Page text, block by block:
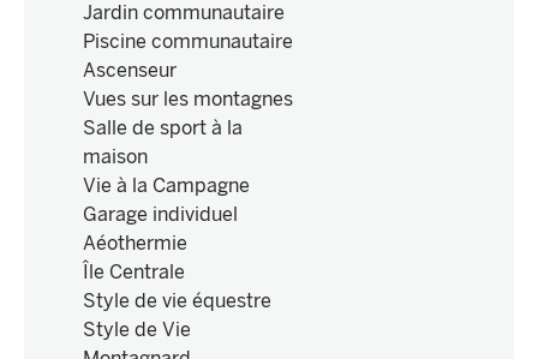
Jardin communautaire
Piscine communautaire
Ascenseur
Vues sur les montagnes
Salle de sport à la
maison
Vie à la Campagne
Garage individuel
Aéothermie
Île Centrale
Style de vie équestre
Style de Vie